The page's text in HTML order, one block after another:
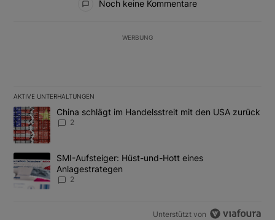
Noch keine Kommentare
WERBUNG
AKTIVE UNTERHALTUNGEN
Das Folgende ist eine Liste der am meisten kommentierten
Ein Trendartikel mit dem Titel "China schlägt im Handelsstreit
China schlägt im Handelsstreit mit den USA zurück
2
Ein Trendartikel mit dem Titel "SMI-Aufsteiger: Hüst-und-Hott
SMI-Aufsteiger: Hüst-und-Hott eines
Anlagestrategen
2
Unterstützt von